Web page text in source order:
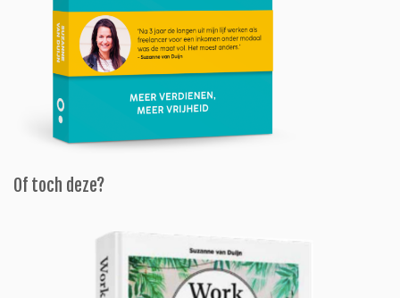
Of toch deze?